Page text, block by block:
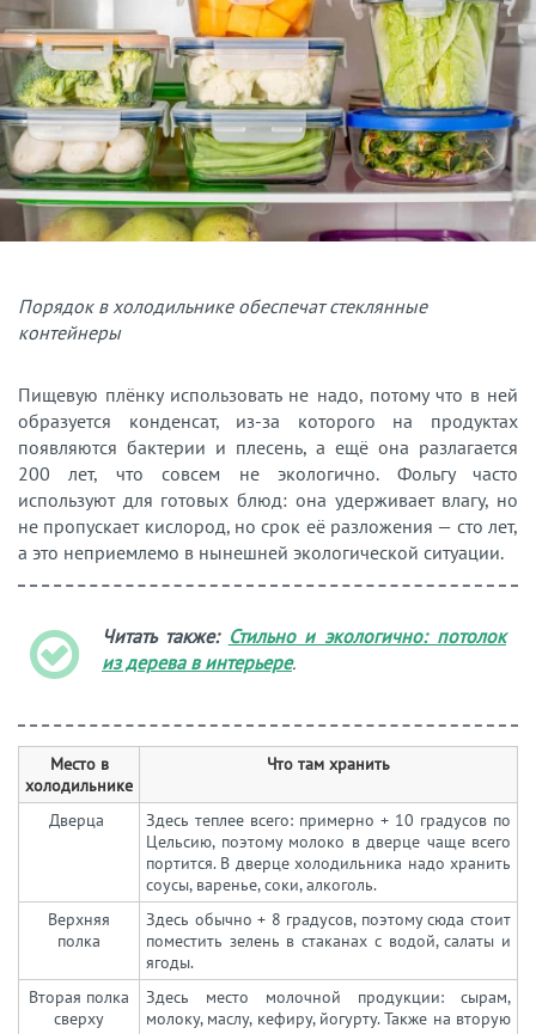
Порядок в холодильнике обеспечат стеклянные
контейнеры
Пищевую плёнку использовать не надо, потому что в ней
образуется конденсат, из-за которого на продуктах
появляются бактерии и плесень, а ещё она разлагается
200 лет, что совсем не экологично. Фольгу часто
используют для готовых блюд: она удерживает влагу, но
не пропускает кислород, но срок её разложения — сто лет,
а это неприемлемо в нынешней экологической ситуации.
Читать также: Стильно и экологично: потолок
из дерева в интерьере.
Место в
холодильнике
Что там хранить
Дверца
Здесь теплее всего: примерно + 10 градусов по
Цельсию, поэтому молоко в дверце чаще всего
портится. В дверце холодильника надо хранить
соусы, варенье, соки, алкоголь.
Верхняя
полка
Здесь обычно + 8 градусов, поэтому сюда стоит
поместить зелень в стаканах с водой, салаты и
ягоды.
Вторая полка
сверху
Здесь место молочной продукции: сырам,
молоку, маслу, кефиру, йогурту. Также на вторую